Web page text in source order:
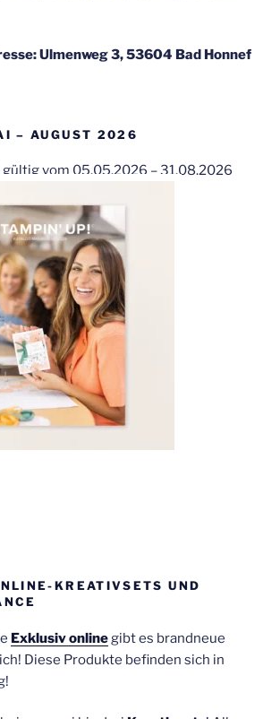
Ulmenweg 3, 53604 Bad Honnef
– AUGUST 2026
vom 05.05.2026 – 31.08.2026
KREATIVSETS UND
Exklusiv onlinegibt es brandneue
Diese Produkte befinden sich in